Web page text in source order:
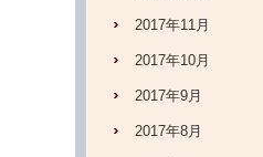
2017年11月
2017年10月
2017年9月
2017年8月